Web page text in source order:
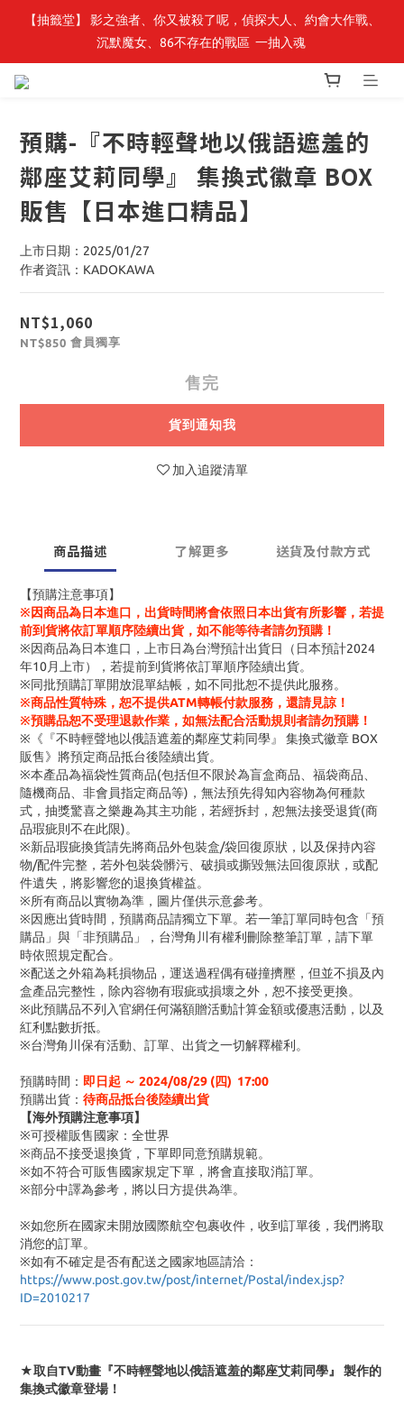
【轉生史萊姆】系列書展🌟系列小說 79 折，滿$389送「完節紀念
明信片組」
【抽籤堂】 影之強者、你又被殺了呢，偵探大人、約會大作戰、
沉默魔女、86不存在的戰區  一抽入魂
【轉生史萊姆】系列書展🌟系列小說 79 折，滿$389送「完節紀念
預購-『不時輕聲地以俄語遮羞的
鄰座艾莉同學』 集換式徽章 BOX
販售【日本進口精品】
上市日期：2025/01/27
作者資訊：KADOKAWA
NT$1,060
NT$850 會員獨享
售完
貨到通知我
加入追蹤清單
商品描述 了解更多 送貨及付款方式
【預購注意事項】
※因商品為日本進口，出貨時間將會依照日本出貨有所影響，若提
前到貨將依訂單順序陸續出貨，如不能等待者請勿預購！
※因商品為日本進口，上市日為台灣預計出貨日（日本預計2024
年10月上市），若提前到貨將依訂單順序陸續出貨。
※同批預購訂單開放混單結帳，如不同批恕不提供此服務。
※商品性質特殊，恕不提供ATM轉帳付款服務，還請見諒！
※預購品恕不受理退款作業，如無法配合活動規則者請勿預購！
※《『不時輕聲地以俄語遮羞的鄰座艾莉同學』 集換式徽章 BOX
販售》將預定商品抵台後陸續出貨。
※本產品為福袋性質商品(包括但不限於為盲盒商品、福袋商品、
隨機商品、非會員指定商品等)，無法預先得知內容物為何種款
式，抽獎驚喜之樂趣為其主功能，若經拆封，恕無法接受退貨(商
品瑕疵則不在此限)。
※新品瑕疵換貨請先將商品外包裝盒/袋回復原狀，以及保持內容
物/配件完整，若外包裝袋髒污、破損或撕毀無法回復原狀，或配
件遺失，將影響您的退換貨權益。
※所有商品以實物為準，圖片僅供示意參考。
※因應出貨時間，預購商品請獨立下單。若一筆訂單同時包含「預
購品」與「非預購品」，台灣角川有權利刪除整筆訂單，請下單
時依照規定配合。
※配送之外箱為耗損物品，運送過程偶有碰撞擠壓，但並不損及內
盒產品完整性，除內容物有瑕疵或損壞之外，恕不接受更換。
※此預購品不列入官網任何滿額贈活動計算金額或優惠活動，以及
紅利點數折抵。
※台灣角川保有活動、訂單、出貨之一切解釋權利。
預購時間： 即日起 ～ 2024/08/29 (四) 17:00
預購出貨： 待商品抵台後陸續出貨
【海外預購注意事項】
※可授權販售國家：全世界
※商品不接受退換貨，下單即同意預購規範。
※如不符合可販售國家規定下單，將會直接取消訂單。
※部分中譯為參考，將以日方提供為準。
※如您所在國家未開放國際航空包裹收件，收到訂單後，我們將取
消您的訂單。
※如有不確定是否有配送之國家地區請洽：
https://www.post.gov.tw/post/internet/Postal/index.jsp?
ID=2010217
★取自TV動畫『不時輕聲地以俄語遮羞的鄰座艾莉同學』 製作的
集換式徽章登場！